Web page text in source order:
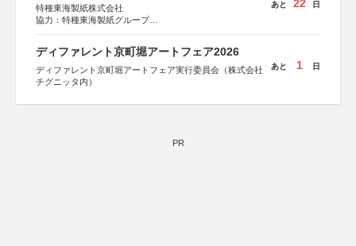
特種東海製紙株式会社
協力：特種東海製紙グループ
あと 22 日
ディファレント京町堀アートフェア2026
ディファレント京町堀アートフェア実行委員会（株式会社
チグニッタ内）
あと 1 日
PR